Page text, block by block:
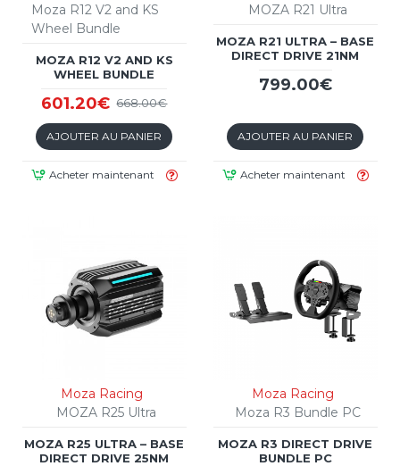
Moza R12 V2 and KS
Wheel Bundle
MOZA R12 V2 AND KS
WHEEL BUNDLE
601.20€ 668.00€
AJOUTER AU PANIER
Acheter maintenant
MOZA R21 Ultra
MOZA R21 ULTRA – BASE
DIRECT DRIVE 21NM
799.00€
AJOUTER AU PANIER
Acheter maintenant
Moza Racing
MOZA R25 Ultra
MOZA R25 ULTRA – BASE
DIRECT DRIVE 25NM
Moza Racing
Moza R3 Bundle PC
MOZA R3 DIRECT DRIVE
BUNDLE PC